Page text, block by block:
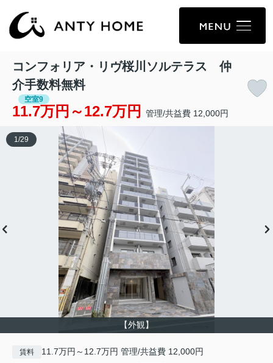
コンフォリア・リヴ桜川ソルテラス 仲
介手数料無料
空室9
11.7万円～12.7万円 管理/共益費 12,000円
【外観】
1 /29
賃料 11.7万円～12.7万円 管理/共益費 12,000円